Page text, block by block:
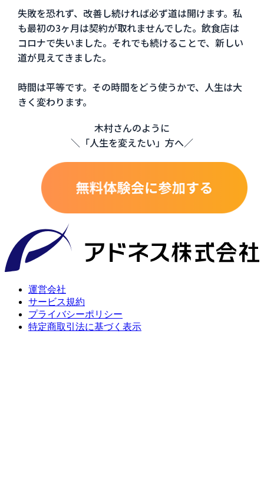
失敗を恐れず、改善し続ければ必ず道は開けます。私
も最初の3ヶ月は契約が取れませんでした。飲食店は
コロナで失いました。それでも続けることで、新しい
道が見えてきました。
時間は平等です。その時間をどう使うかで、人生は大
きく変わります。
木村さんのように
＼「人生を変えたい」方へ／
運営会社
サービス規約
プライバシーポリシー
特定商取引法に基づく表示